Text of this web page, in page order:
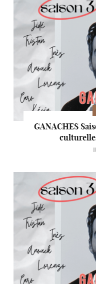
GANACHES